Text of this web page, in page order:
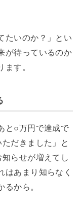
たいのか？」とい
が待っているのか
す。
と○万円で達成で
だきました」と
らせが増えてし
はあまり知らなく
から。